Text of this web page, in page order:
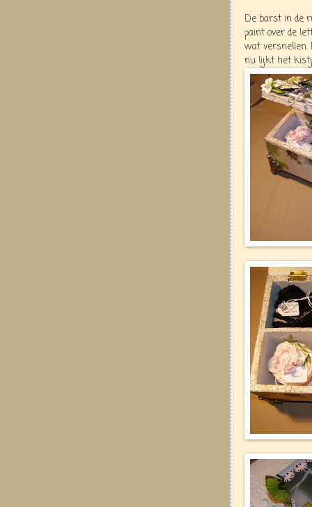
De barst in de
paint over de
wat versnellen.
nu lijkt het